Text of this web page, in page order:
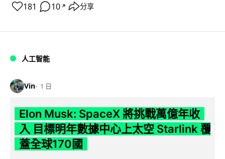
181 10 ↗ 分享
人工智能
Vin 1 日
Elon Musk: SpaceX 將挑戰萬億年收
入 目標明年數據中心上太空 Starlink 覆
蓋全球170國